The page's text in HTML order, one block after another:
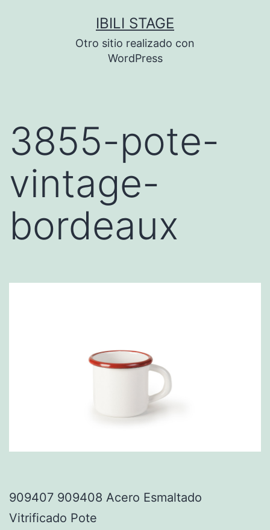
IBILI STAGE
Otro sitio realizado con
WordPress
3855-pote-
vintage-
bordeaux
909407 909408 Acero Esmaltado
Vitrificado Pote